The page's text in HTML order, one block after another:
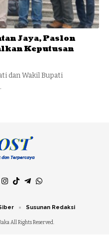
Jaya, Paslon
Keputusan
dan Wakil Bupati
All Rights Reserved.
Susunan Redaksi